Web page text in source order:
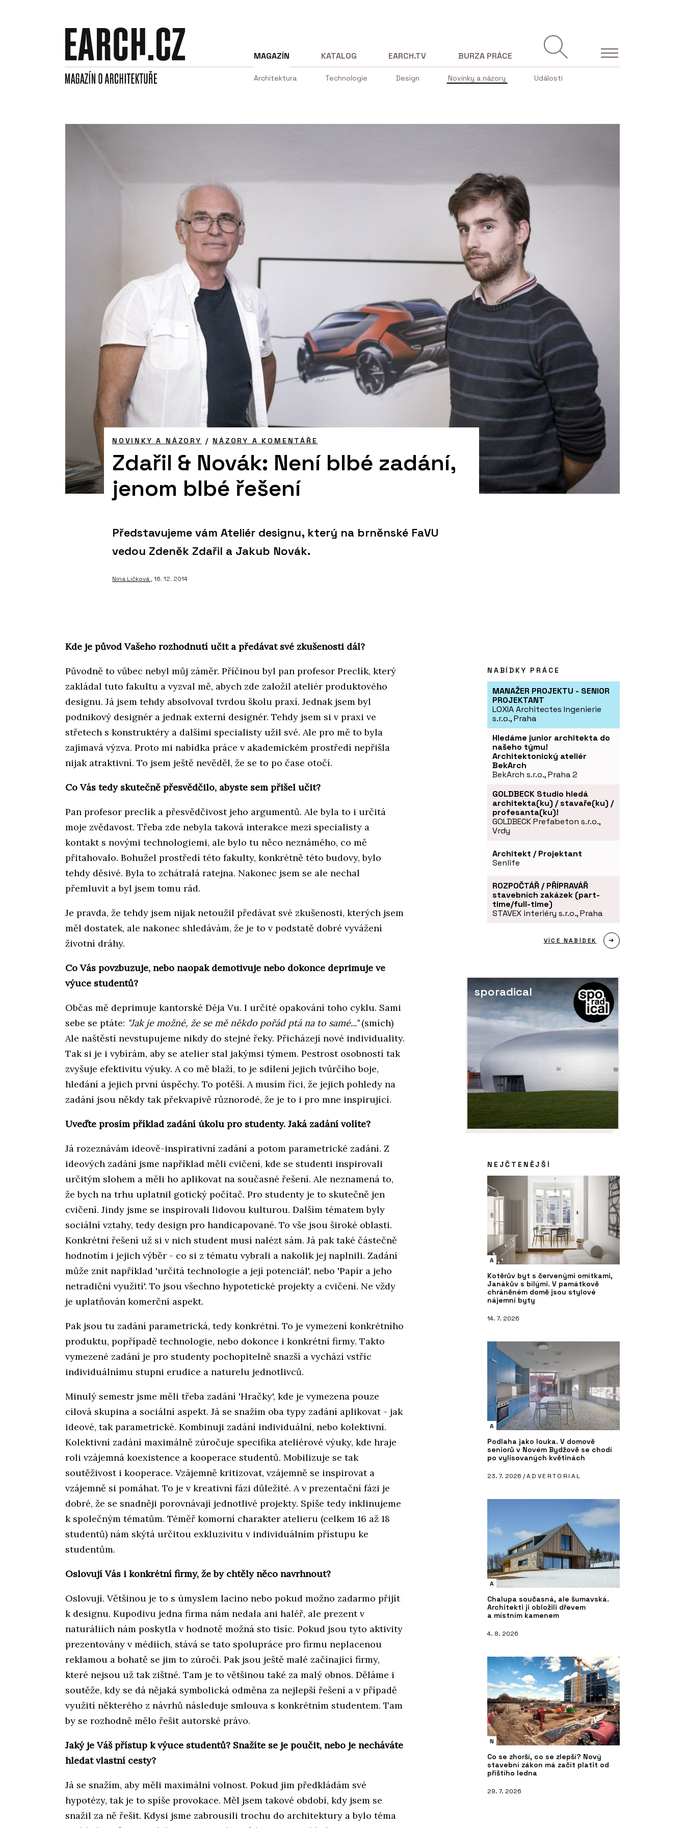
MAGAZÍN
Architektura Technologie Design Novinky a názory Události
KATALOG EARCH.TV BURZA PRÁCE
NOVINKY A NÁZORY / NÁZORY A KOMENTÁŘE
Zdařil & Novák: Není blbé zadání,
jenom blbé řešení
Představujeme vám Ateliér designu, který na brněnské FaVU
vedou Zdeněk Zdařil a Jakub Novák.
Nina Ličková, 16. 12. 2014
Kde je původ Vašeho rozhodnutí učit a předávat své zkušenosti dál?
Původně to vůbec nebyl můj záměr. Příčinou byl pan profesor Preclík, který
zakládal tuto fakultu a vyzval mě, abych zde založil ateliér produktového
designu. Já jsem tehdy absolvoval tvrdou školu praxí. Jednak jsem byl
podnikový designér a jednak externí designér. Tehdy jsem si v praxi ve
střetech s konstruktéry a dalšími specialisty užil své. Ale pro mě to byla
zajímavá výzva. Proto mi nabídka práce v akademickém prostředí nepřišla
nijak atraktivní. To jsem ještě nevěděl, že se to po čase otočí.
Co Vás tedy skutečně přesvědčilo, abyste sem přišel učit?
Pan profesor preclík a přesvědčivost jeho argumentů. Ale byla to i určitá
moje zvědavost. Třeba zde nebyla taková interakce mezi specialisty a
kontakt s novými technologiemi, ale bylo tu něco neznámého, co mě
přitahovalo. Bohužel prostředí této fakulty, konkrétně této budovy, bylo
tehdy děsivé. Byla to zchátralá ratejna. Nakonec jsem se ale nechal
přemluvit a byl jsem tomu rád.
Je pravda, že tehdy jsem nijak netoužil předávat své zkušenosti, kterých jsem
měl dostatek, ale nakonec shledávám, že je to v podstatě dobré vyvážení
životní dráhy.
Co Vás povzbuzuje, nebo naopak demotivuje nebo dokonce deprimuje ve
výuce studentů?
Občas mě deprimuje kantorské Déja Vu. I určité opakování toho cyklu. Sami
sebe se ptáte: "Jak je možné, že se mě někdo pořád ptá na to samé..."(smích)
Ale naštěstí nevstupujeme nikdy do stejné řeky. Přicházejí nové individuality.
Tak si je i vybírám, aby se atelier stal jakýmsi týmem. Pestrost osobností tak
zvyšuje efektivitu výuky. A co mě blaží, to je sdílení jejich tvůrčího boje,
hledání a jejich první úspěchy. To potěší. A musím říci, že jejich pohledy na
zadání jsou někdy tak překvapivě různorodé, že je to i pro mne inspirující.
Uveďte prosím příklad zadání úkolu pro studenty. Jaká zadání volíte?
Já rozeznávám ideově-inspirativní zadání a potom parametrické zadání. Z
ideových zadání jsme například měli cvičení, kde se studenti inspirovali
určitým slohem a měli ho aplikovat na současné řešení. Ale neznamená to,
že bych na trhu uplatnil gotický počítač. Pro studenty je to skutečně jen
cvičení. Jindy jsme se inspirovali lidovou kulturou. Dalším tématem byly
sociální vztahy, tedy design pro handicapované. To vše jsou široké oblasti.
Konkrétní řešení už si v nich student musí nalézt sám. Já pak také částečně
hodnotím i jejich výběr - co si z tématu vybrali a nakolik jej naplnili. Zadání
může znít například 'určitá technologie a její potenciál', nebo 'Papír a jeho
netradiční využití'. To jsou všechno hypotetické projekty a cvičení. Ne vždy
je uplatňován komerční aspekt.
Pak jsou tu zadání parametrická, tedy konkrétní. To je vymezení konkrétního
produktu, popřípadě technologie, nebo dokonce i konkrétní firmy. Takto
vymezené zadání je pro studenty pochopitelně snazší a vychází vstříc
individuálnímu stupni erudice a naturelu jednotlivců.
Minulý semestr jsme měli třeba zadání 'Hračky', kde je vymezena pouze
cílová skupina a sociální aspekt. Já se snažím oba typy zadání aplikovat - jak
ideové, tak parametrické. Kombinuji zadání individuální, nebo kolektivní.
Kolektivní zadání maximálně zúročuje specifika ateliérové výuky, kde hraje
roli vzájemná koexistence a kooperace studentů. Mobilizuje se tak
soutěživost i kooperace. Vzájemně kritizovat, vzájemně se inspirovat a
vzájemně si pomáhat. To je v kreativní fázi důležité. A v prezentační fázi je
dobré, že se snadněji porovnávají jednotlivé projekty. Spíše tedy inklinujeme
k společným tématům. Téměř komorní charakter atelieru (celkem 16 až 18
studentů) nám skýtá určitou exkluzivitu v individuálním přístupu ke
studentům.
Oslovují Vás i konkrétní firmy, že by chtěly něco navrhnout?
Oslovují. Většinou je to s úmyslem lacino nebo pokud možno zadarmo přijít
k designu. Kupodivu jedna firma nám nedala ani haléř, ale prezent v
naturáliích nám poskytla v hodnotě možná sto tisíc. Pokud jsou tyto aktivity
prezentovány v médiích, stává se tato spolupráce pro firmu neplacenou
reklamou a bohatě se jim to zúročí. Pak jsou ještě malé začínající firmy,
které nejsou už tak zištné. Tam je to většinou také za malý obnos. Děláme i
soutěže, kdy se dá nějaká symbolická odměna za nejlepší řešení a v případě
využití některého z návrhů následuje smlouva s konkrétním studentem. Tam
by se rozhodně mělo řešit autorské právo.
Jaký je Váš přístup k výuce studentů? Snažíte se je poučit, nebo je necháváte
hledat vlastní cesty?
Já se snažím, aby měli maximální volnost. Pokud jim předkládám své
hypotézy, tak je to spíše provokace. Měl jsem takové období, kdy jsem se
snažil za ně řešit. Kdysi jsme zabrousili trochu do architektury a bylo téma
NABÍDKY PRÁCE
MANAŽER PROJEKTU - SENIOR
PROJEKTANT
LOXIA Architectes Ingenierie
s.r.o., Praha
Hledáme junior architekta do
našeho týmu!
Architektonický ateliér
BekArch
BekArch s.r.o., Praha 2
GOLDBECK Studio hledá
architekta(ku) / stavaře(ku) /
profesanta(ku)!
GOLDBECK Prefabeton s.r.o.,
Vrdy
Architekt / Projektant
Senlife
ROZPOČTÁŘ / PŘÍPRAVÁŘ
stavebních zakázek (part-
time/full-time)
STAVEX interiéry s.r.o., Praha
VÍCE NABÍDEK
sporadical
NEJČTENĚJŠÍ
A
Kotěrův byt s červenými omítkami,
Janákův s bílými. V památkově
chráněném domě jsou stylové
nájemní byty
14. 7. 2026
A
Podlaha jako louka. V domově
seniorů v Novém Bydžově se chodí
po vylisovaných květinách
23. 7. 2026 /ADVERTORIAL
A
Chalupa současná, ale šumavská.
Architekti ji obložili dřevem
a místním kamenem
4. 8. 2026
N
Co se zhorší, co se zlepší? Nový
stavební zákon má začít platit od
příštího ledna
29. 7. 2026